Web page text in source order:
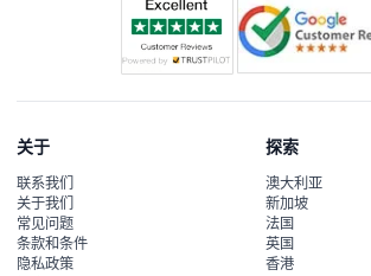
关于
联系我们
关于我们
常见问题
条款和条件
隐私政策
探索
澳大利亚
新加坡
法国
英国
香港